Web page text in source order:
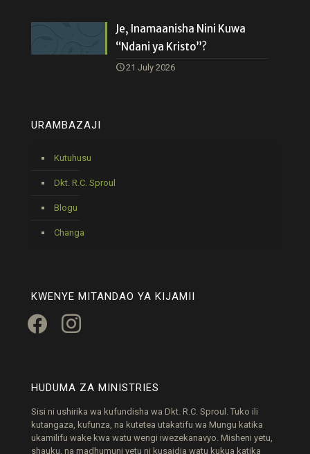
Je, Inamaanisha Nini Kuwa
“Ndani ya Kristo”?
21 July 2026
URAMBAZAJI
Kutuhusu
Dkt. R.C. Sproul
Blogu
Changa
KWENYE MITANDAO YA KIJAMII
facebookinstagram
HUDUMA ZA MINISTRIES
Sisi ni ushirika wa kufundisha wa Dkt. R.C. Sproul. Tuko ili
kutangaza, kufunza, na kutetea utakatifu wa Mungu katika
ukamilifu wake kwa watu wengi iwezekanavyo. Misheni yetu,
shauku, na madhumuni yetu ni kusaidia watu kukua katika